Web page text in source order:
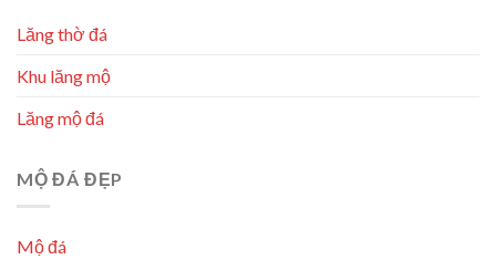
Lăng thờ đá
Khu lăng mộ
Lăng mộ đá
MỘ ĐÁ ĐẸP
Mộ đá